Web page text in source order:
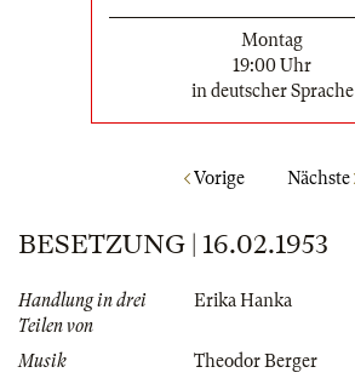
Montag
19:00 Uhr
in deutscher Sprache
Vorige Nächste
BESETZUNG | 16.02.1953
Handlung in drei
Teilen von
Erika Hanka
Musik
Theodor Berger